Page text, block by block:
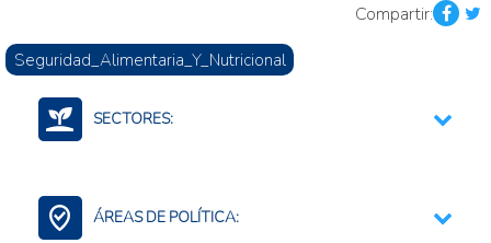
Compartir:
Seguridad_Alimentaria_Y_Nutricional
SECTORES:
ÁREAS DE POLÍTICA: